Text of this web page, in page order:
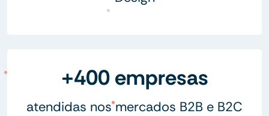
+400 empresas
atendidas nos mercados B2B e B2C